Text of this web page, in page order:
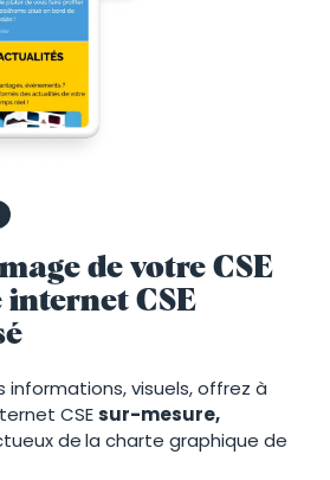
de votre CSE
internet CSE
informations, visuels, offrez à
CSEsur-mesure,
dela charte graphique de